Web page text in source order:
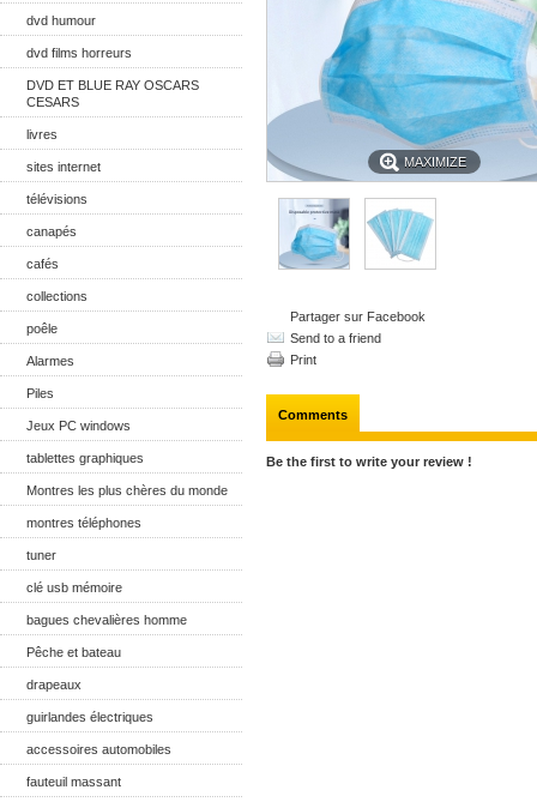
dvd humour
dvd films horreurs
DVD ET BLUE RAY OSCARS
CESARS
livres
sites internet
télévisions
canapés
cafés
collections
poêle
Alarmes
Piles
Jeux PC windows
tablettes graphiques
Montres les plus chères du monde
montres téléphones
tuner
clé usb mémoire
bagues chevalières homme
Pêche et bateau
drapeaux
guirlandes électriques
accessoires automobiles
fauteuil massant
MAXIMIZE
Partager sur Facebook
Send to a friend
Print
Comments
Be the first to write your review !